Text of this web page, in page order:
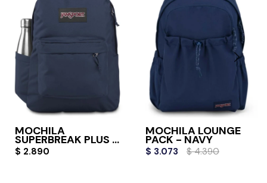
MOCHILA
SUPERBREAK PLUS -
NAVY
$ 2.890
MOCHILA LOUNGE
PACK - NAVY
$ 3.073 $ 4.390